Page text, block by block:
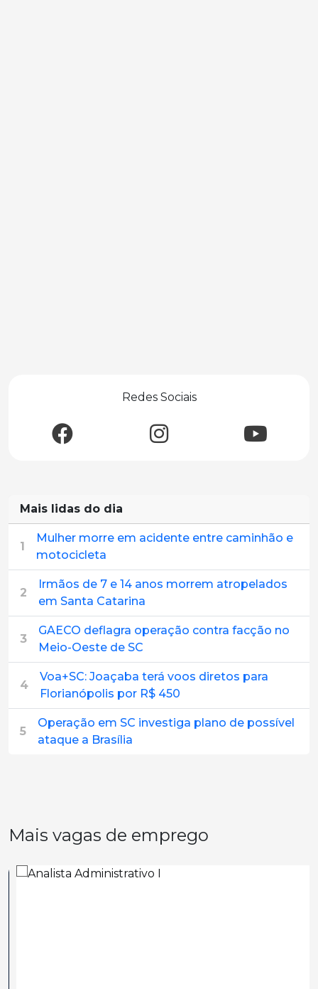
Redes Sociais
Mais lidas do dia
1
Mulher morre em acidente entre caminhão e
motocicleta
2
Irmãos de 7 e 14 anos morrem atropelados
em Santa Catarina
3
GAECO deflagra operação contra facção no
Meio-Oeste de SC
4
Voa+SC: Joaçaba terá voos diretos para
Florianópolis por R$ 450
5
Operação em SC investiga plano de possível
ataque a Brasília
Mais vagas de emprego